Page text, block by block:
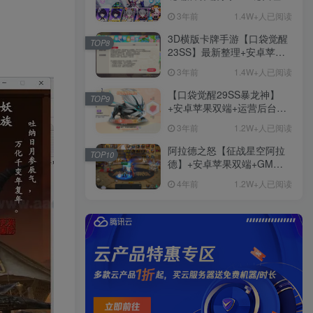
ID+详细指令+极简一键修改
3年前 1.4W+人已阅读
3D横版卡牌手游【口袋觉醒
23SS】最新整理+安卓苹果
细搭建教程
3年前 1.4W+人已阅读
TOP8
【口袋觉醒29SS暴龙神】
+安卓苹果双端+运营后台
端 3年前 1.2W+人已阅读
TOP9
阿拉德之怒【征战星空阿拉
德】+安卓苹果双端+GM授
+详细教程
4年前 1.2W+人已阅读
TOP10